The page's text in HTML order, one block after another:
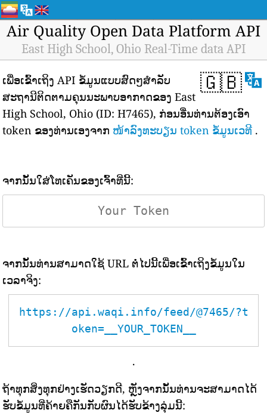
Air Quality Open Data Platform API
East High School, Ohio Real-Time data API
🇬🇧
ເພື່ອເຂົ້າເຖິງ API ຂໍ້ມູນແບບສົດໆສຳລັບ
ສະຖານີຕິດຕາມຄຸນນະພາບອາກາດຂອງ East
High School, Ohio (ID: H7465), ກ່ອນອື່ນທ່ານຕ້ອງເອົາ
token ຂອງທ່ານເອງຈາກ ໜ້າລົງທະບຽນ token ຂໍ້ມູນເວທີ .
ຈາກນັ້ນໃສ່ໂທເຄັນຂອງເຈົ້າທີ່ນີ້:
ຈາກນັ້ນທ່ານສາມາດໃຊ້ URL ຕໍ່ໄປນີ້ເພື່ອເຂົ້າເຖິງຂໍ້ມູນໃນ
ເວລາຈິງ:
https://api.waqi.info/feed/@7465/?t
oken=__YOUR_TOKEN__
.
ຖ້າທຸກສິ່ງທຸກຢ່າງເຮັດວຽກດີ, ຫຼັງຈາກນັ້ນທ່ານຈະສາມາດໄດ້
ຮັບຂໍ້ມູນທີ່ຄ້າຍຄືກັນກັບຜົນໄດ້ຮັບຂ້າງລຸ່ມນີ້: